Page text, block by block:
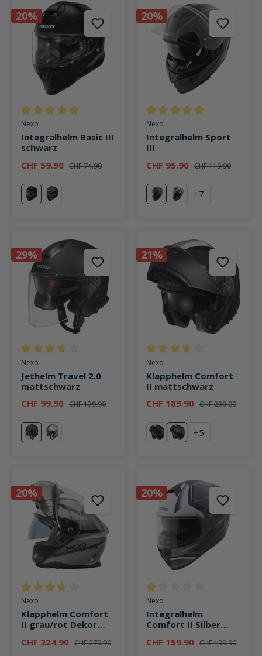
20%
Durchschnittliche Bewertung von 5 von 5 Sternen
Nexo
Integralhelm Basic III
schwarz
CHF 59.90 CHF 74.90
schwarzmattschwarz
20%
Durchschnittliche Bewertung
Nexo
Integralhelm Sport
III
CHF 95.90 CHF 119.90
schwarz"fancy"
+7
29%
Durchschnittliche Bewertung von 3.8 von 5 Sternen
Nexo
Jethelm Travel 2.0
mattschwarz
CHF 99.90 CHF 139.90
mattschwarz
silber
21%
Durchschnittliche Bewertung
Nexo
Klapphelm Comfort
II mattschwarz
CHF 189.90 CHF 239.00
schwarzmattschwarz
+5
20%
Durchschnittliche Bewertung von 3.6 von 5 Sternen
Nexo
Klapphelm Comfort
II grau/rot Dekor
CHF 224.90 CHF 279.90
20%
Durchschnittliche Bewertung
Nexo
Integralhelm
Comfort II Silber
CHF 159.90 CHF 199.90